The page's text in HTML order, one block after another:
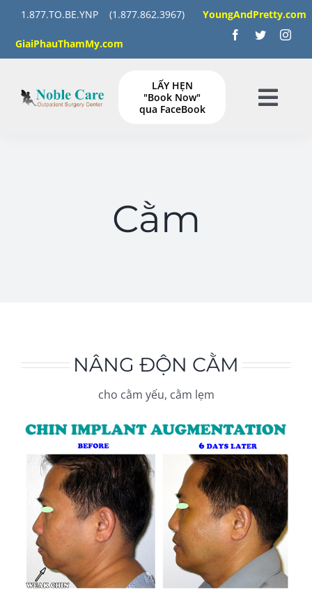
content
1.877.TO.BE.YNP (1.877.862.3967) YoungAndPretty.com
GiaiPhauThamMy.com
LIÊN LẠC
Español(Spanish)
English
Tiếng Việt
LẤY HẸN
"Book Now"
qua FaceBook
Cằm
NÂNG ĐỘN CẰM
cho cằm yếu, cằm lẹm